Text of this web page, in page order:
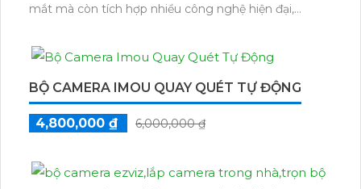
mắt mà còn tích hợp nhiều công nghệ hiện đại,
của bạn
BỘ CAMERA IMOU QUAY QUÉT TỰ ĐỘNG
4,800,000 ₫ 6,000,000 ₫